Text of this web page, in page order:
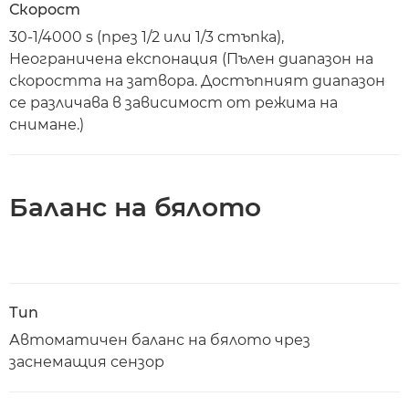
Скорост
30-1/4000 s (през 1/2 или 1/3 стъпка),
Неограничена експонация (Пълен диапазон на
скоростта на затвора. Достъпният диапазон
се различава в зависимост от режима на
снимане.)
Баланс на бялото
Тип
Автоматичен баланс на бялото чрез
заснемащия сензор